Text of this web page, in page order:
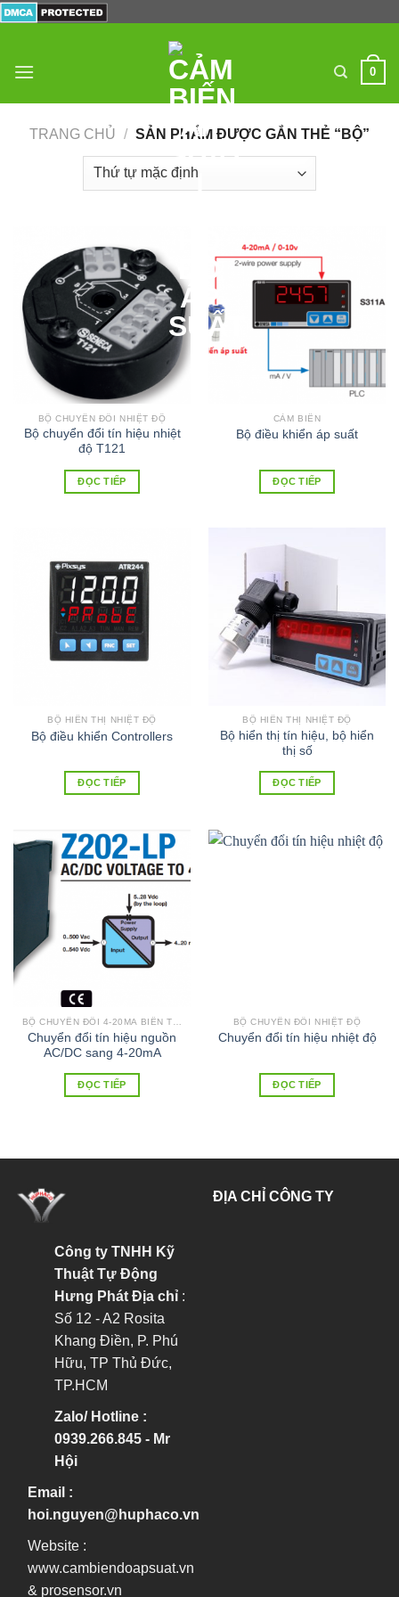
0
TRANG CHỦ / SẢN PHẨM ĐƯỢC GẮN THẺ “BỘ”
BỘ CHUYỂN ĐỔI NHIỆT ĐỘ
Bộ chuyển đổi tín hiệu nhiệt
độ T121
ĐỌC TIẾP
CẢM BIẾN
Bộ điều khiển áp suất
ĐỌC TIẾP
BỘ HIỂN THỊ NHIỆT ĐỘ
Bộ điều khiển Controllers
ĐỌC TIẾP
BỘ HIỂN THỊ NHIỆT ĐỘ
Bộ hiển thị tín hiệu, bộ hiển
thị số
ĐỌC TIẾP
Chuyển đổi tín hiệu nguồn
AC/DC sang 4-20mA
ĐỌC TIẾP
BỘ CHUYỂN ĐỔI NHIỆT ĐỘ
Chuyển đổi tín hiệu nhiệt độ
ĐỌC TIẾP
Công ty TNHH Kỹ
Thuật Tự Động
Hưng Phát Địa chỉ :
Số 12 - A2 Rosita
Khang Điền, P. Phú
Hữu, TP Thủ Đức,
TP.HCM
Zalo/ Hotline :
0939.266.845 - Mr
Hội
Email :
hoi.nguyen@huphaco.vn
Website :
www.cambiendoapsuat.vn
& prosensor.vn
ĐỊA CHỈ CÔNG TY